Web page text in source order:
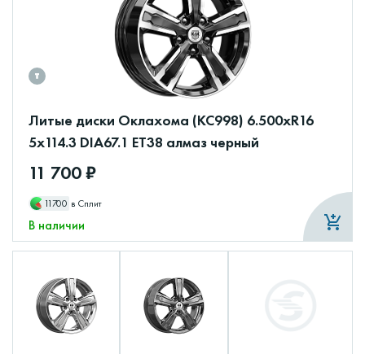
Литые диски Оклахома (КС998) 6.500xR16
5x114.3 DIA67.1 ET38 алмаз черный
11 700 ₽
11700 в Сплит
В наличии